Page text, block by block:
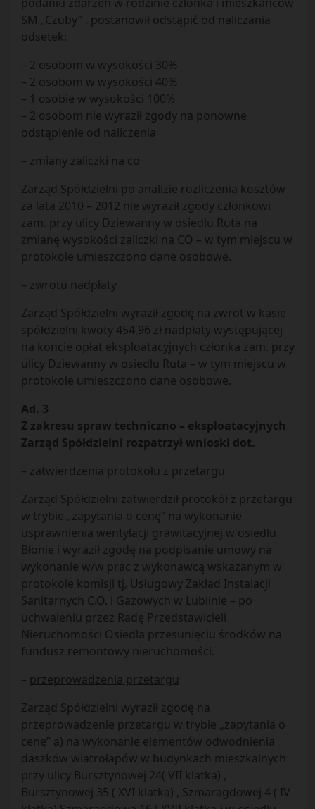
SM „Czuby” , postanowił odstąpić od naliczania
odsetek:
– 2 osobom w wysokości 30%
– 2 osobom w wysokości 40%
– 1 osobie w wysokości 100%
– 2 osobom nie wyraził zgody na ponowne
odstąpienie od naliczenia
– zmiany zaliczki na co
Zarząd Spółdzielni po analizie rozliczenia kosztów
za lata 2010 – 2012 nie wyraził zgody członkowi
zam. przy ulicy Dziewanny w osiedlu Ruta na
zmianę wysokości zaliczki na CO – w tym miejscu w
protokole umieszczono dane osobowe.
– zwrotu nadpłaty
Zarząd Spółdzielni wyraził zgodę na zwrot w kasie
spółdzielni kwoty 454,96 zł nadpłaty występującej
na koncie opłat eksploatacyjnych członka zam. przy
ulicy Dziewanny w osiedlu Ruta – w tym miejscu w
protokole umieszczono dane osobowe.
Ad. 3
Z zakresu spraw techniczno – eksploatacyjnych
Zarząd Spółdzielni rozpatrzył wnioski dot.
– zatwierdzenia protokołu z przetargu
Zarząd Spółdzielni zatwierdził protokół z przetargu
w trybie „zapytania o cenę” na wykonanie
usprawnienia wentylacji grawitacyjnej w osiedlu
Błonie i wyraził zgodę na podpisanie umowy na
wykonanie w/w prac z wykonawcą wskazanym w
protokole komisji tj, Usługowy Zakład Instalacji
Sanitarnych C.O. i Gazowych w Lublinie – po
uchwaleniu przez Radę Przedstawicieli
Nieruchomości Osiedla przesunięciu środków na
fundusz remontowy nieruchomości.
– przeprowadzenia przetargu
Zarząd Spółdzielni wyraził zgodę na
przeprowadzenie przetargu w trybie „zapytania o
cenę” a) na wykonanie elementów odwodnienia
daszków wiatrołapów w budynkach mieszkalnych
przy ulicy Bursztynowej 24( VII klatka) ,
Bursztynowej 35 ( XVI klatka) , Szmaragdowej 4 ( IV